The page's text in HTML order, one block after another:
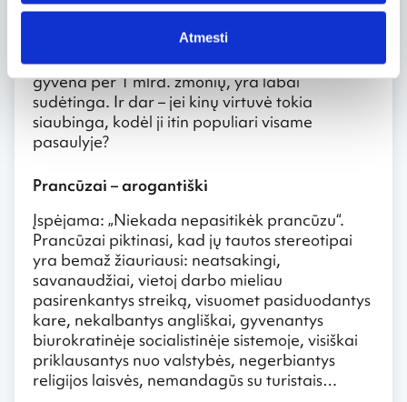
Atmesti
įprastas reiškinys Vakaruose. Be to, pažymima,
kad daryti apibendrinimus apie Kiniją, kurioje
gyvena per 1 mlrd. žmonių, yra labai
sudėtinga. Ir dar – jei kinų virtuvė tokia
siaubinga, kodėl ji itin populiari visame
pasaulyje?
Prancūzai – arogantiški
Įspėjama: „Niekada nepasitikėk prancūzu“.
Prancūzai piktinasi, kad jų tautos stereotipai
yra bemaž žiauriausi: neatsakingi,
savanaudžiai, vietoj darbo mieliau
pasirenkantys streiką, visuomet pasiduodantys
kare, nekalbantys angliškai, gyvenantys
biurokratinėje socialistinėje sistemoje, visiškai
priklausantys nuo valstybės, negerbiantys
religijos laisvės, nemandagūs su turistais…